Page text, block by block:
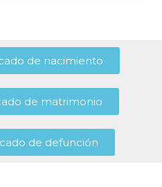
de nacimiento
de matrimonio
de defunción